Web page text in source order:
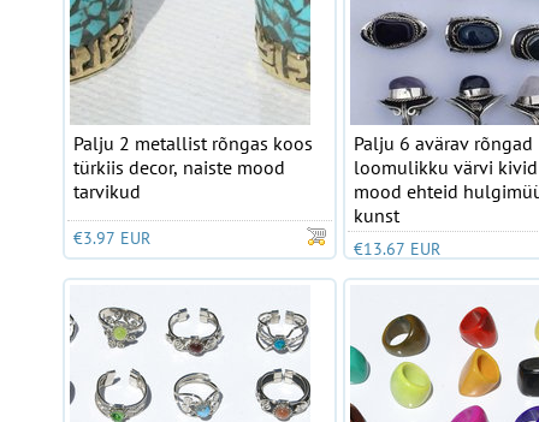
Palju 2 metallist rõngas koos
türkiis decor, naiste mood
tarvikud
€3.97 EUR
Palju 6 avärav rõngad
loomulikku värvi
mood ehteid
kunst
€13.67 EUR